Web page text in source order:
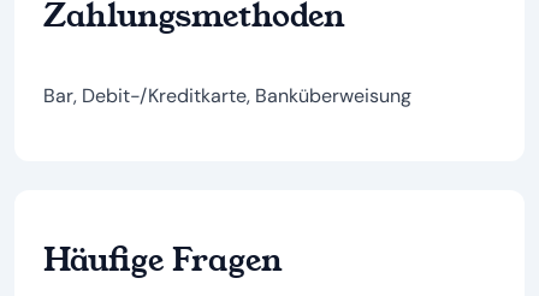
Zahlungsmethoden
Bar, Debit-/Kreditkarte, Banküberweisung
Häufige Fragen